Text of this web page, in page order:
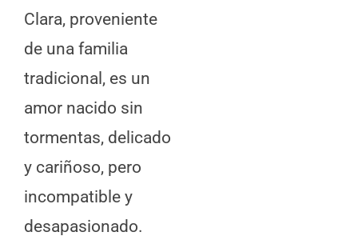
Clara, proveniente
de una familia
tradicional, es un
amor nacido sin
tormentas, delicado
y cariñoso, pero
incompatible y
desapasionado.